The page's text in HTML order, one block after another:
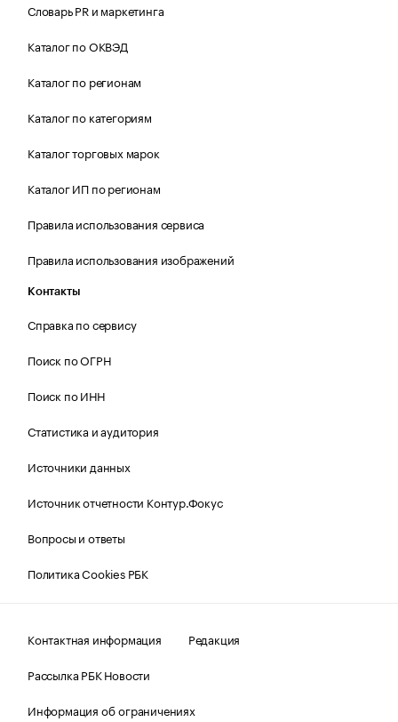
Словарь PR и маркетинга
Каталог по ОКВЭД
Каталог по регионам
Каталог по категориям
Каталог торговых марок
Каталог ИП по регионам
Правила использования сервиса
Правила использования изображений
Контакты
Справка по сервису
Поиск по ОГРН
Поиск по ИНН
Статистика и аудитория
Источники данных
Источник отчетности Контур.Фокус
Вопросы и ответы
Политика Cookies РБК
Контактная информация
Редакция
Рассылка РБК Новости
Информация об ограничениях